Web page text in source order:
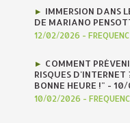
IMMERSION DANS
DE MARIANO
12/02/2026 -
COMMENT
RISQUES
BONNE HEURE !" -
10/02/2026 -